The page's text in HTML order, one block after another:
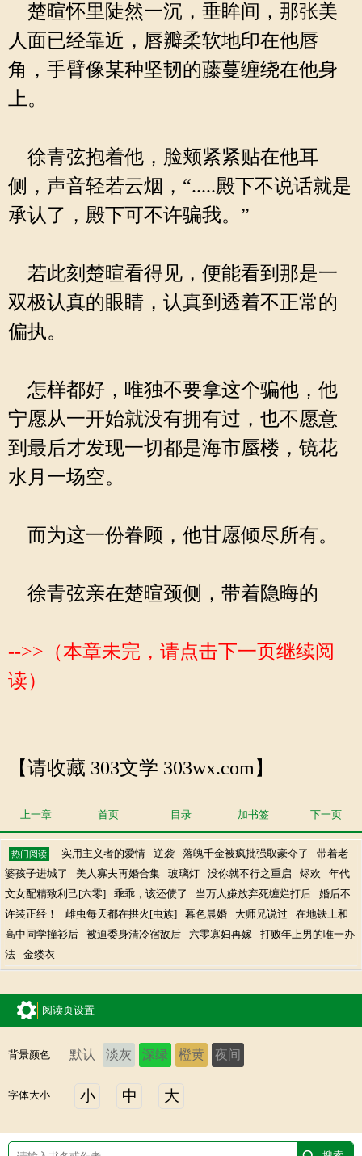
楚暄怀里陡然一沉，垂眸间，那张美
人面已经靠近，唇瓣柔软地印在他唇
角，手臂像某种坚韧的藤蔓缠绕在他身
上。
徐青弦抱着他，脸颊紧紧贴在他耳
侧，声音轻若云烟，“.....殿下不说话就是
承认了，殿下可不许骗我。”
若此刻楚暄看得见，便能看到那是一
双极认真的眼睛，认真到透着不正常的
偏执。
怎样都好，唯独不要拿这个骗他，他
宁愿从一开始就没有拥有过，也不愿意
到最后才发现一切都是海市蜃楼，镜花
水月一场空。
而为这一份眷顾，他甘愿倾尽所有。
徐青弦亲在楚暄颈侧，带着隐晦的
-->>（本章未完，请点击下一页继续阅
读）
【请收藏 303文学 303wx.com】
上一章 首页 目录 加书签 下一页
热门阅读 实用主义者的爱情 逆袭 落魄千金被疯批强取豪夺了
带着老
婆孩子进城了
美人寡夫再婚合集 玻璃灯 没你就不行之重启 烬欢
年代
文女配精致利己[六零]
乖乖，该还债了 当万人嫌放弃死缠烂打后
婚后不
许装正经！
雌虫每天都在拱火[虫族] 暮色晨婚 大师兄说过
在地铁上和
高中同学撞衫后
被迫委身清冷宿敌后 六零寡妇再嫁
打败年上男的唯一办
法
金缕衣
阅读页设置
背景颜色 默认 淡灰 深绿 橙黄 夜间
字体大小 小 中 大